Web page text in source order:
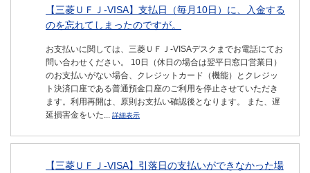
【三菱ＵＦＪ-VISA】支払日（毎月10日）に、入金する
のを忘れてしまったのですが。
お支払いに関しては、三菱ＵＦＪ-VISAデスクまでお電話にてお
問い合わせください。 10日（休日の場合は翌平日窓口営業日）
のお支払いがない場合、クレジットカード（機能）とクレジッ
ト決済口座である普通預金口座のご利用を停止させていただき
ます。利用再開は、原則お支払い確認後となります。 また、遅
延損害金をいた... 詳細表示
【三菱ＵＦＪ-VISA】引落日の支払いができなかった場